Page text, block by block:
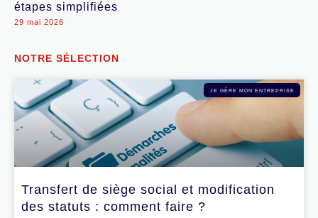
étapes simplifiées
29 mai 2026
NOTRE SÉLECTION
JE GÈRE MON ENTREPRISE
Transfert de siège social et modification
des statuts : comment faire ?